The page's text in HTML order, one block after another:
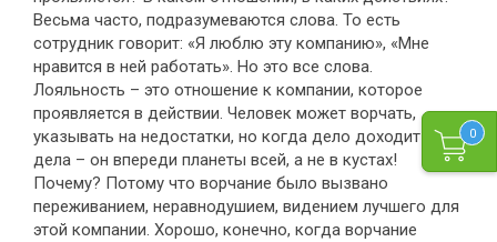
0
Весьма часто, подразумеваются слова. То есть
сотрудник говорит: «Я люблю эту компанию», «Мне
нравится в ней работать». Но это все слова.
Лояльность – это отношение к компании, которое
проявляется в действии. Человек может ворчать,
указывать на недостатки, но когда дело доходит до
дела – он впереди планеты всей, а не в кустах!
Почему? Потому что ворчание было вызвано
переживанием, неравнодушием, видением лучшего для
этой компании. Хорошо, конечно, когда ворчание